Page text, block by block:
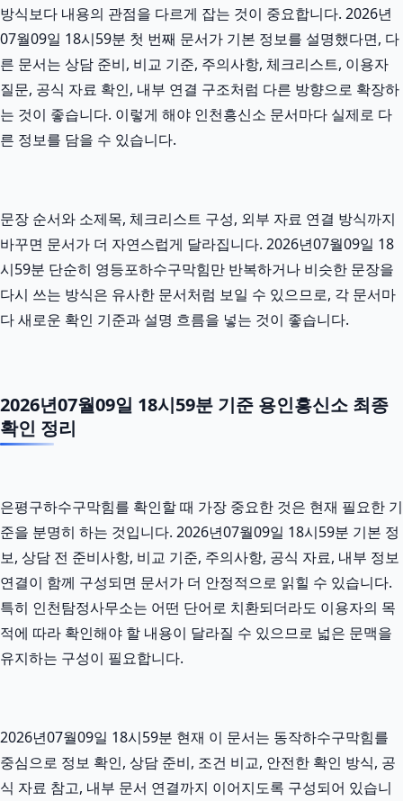
방식보다 내용의 관점을 다르게 잡는 것이 중요합니다. 2026년
07월09일 18시59분 첫 번째 문서가 기본 정보를 설명했다면, 다
른 문서는 상담 준비, 비교 기준, 주의사항, 체크리스트, 이용자
질문, 공식 자료 확인, 내부 연결 구조처럼 다른 방향으로 확장하
는 것이 좋습니다. 이렇게 해야 인천흥신소 문서마다 실제로 다
른 정보를 담을 수 있습니다.
문장 순서와 소제목, 체크리스트 구성, 외부 자료 연결 방식까지
바꾸면 문서가 더 자연스럽게 달라집니다. 2026년07월09일 18
시59분 단순히 영등포하수구막힘만 반복하거나 비슷한 문장을
다시 쓰는 방식은 유사한 문서처럼 보일 수 있으므로, 각 문서마
다 새로운 확인 기준과 설명 흐름을 넣는 것이 좋습니다.
2026년07월09일 18시59분 기준 용인흥신소 최종
확인 정리
은평구하수구막힘를 확인할 때 가장 중요한 것은 현재 필요한 기
준을 분명히 하는 것입니다. 2026년07월09일 18시59분 기본 정
보, 상담 전 준비사항, 비교 기준, 주의사항, 공식 자료, 내부 정보
연결이 함께 구성되면 문서가 더 안정적으로 읽힐 수 있습니다.
특히 인천탐정사무소는 어떤 단어로 치환되더라도 이용자의 목
적에 따라 확인해야 할 내용이 달라질 수 있으므로 넓은 문맥을
유지하는 구성이 필요합니다.
2026년07월09일 18시59분 현재 이 문서는 동작하수구막힘를
중심으로 정보 확인, 상담 준비, 조건 비교, 안전한 확인 방식, 공
식 자료 참고, 내부 문서 연결까지 이어지도록 구성되어 있습니